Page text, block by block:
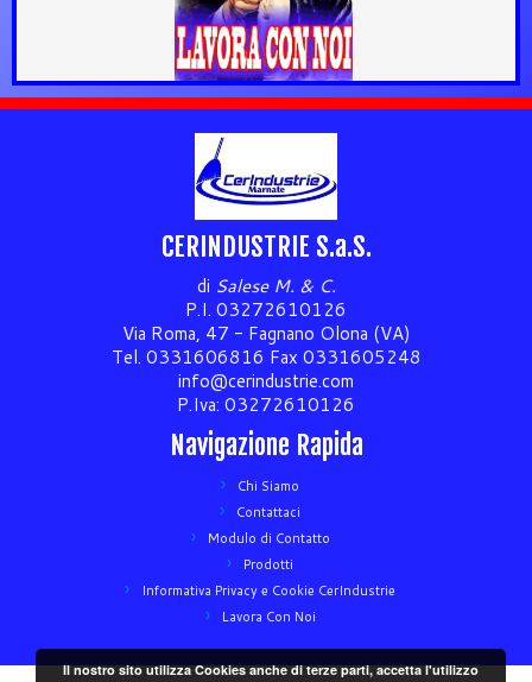
CERINDUSTRIE S.a.S.
di Salese M. & C.
P.I. 03272610126
Via Roma, 47 - Fagnano Olona (VA)
Tel. 0331606816 Fax 0331605248
info@cerindustrie.com
P.Iva: 03272610126
Navigazione Rapida
Chi Siamo
Contattaci
Modulo di Contatto
Prodotti
Informativa Privacy e Cookie CerIndustrie
Lavora Con Noi
Il nostro sito utilizza Cookies anche di terze parti, accetta l'utilizzo